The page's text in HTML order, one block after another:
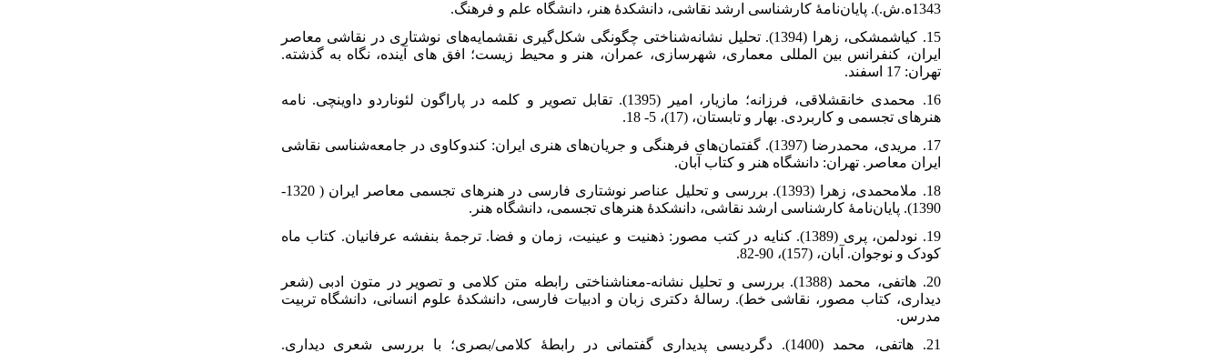
1343ه.ش.). پایان‌‌‌‌‌نامۀ کارشناسی ارشد نقاشی، دانشکدۀ هنر، دانشگاه علم و فرهنگ.
15. کیاشمشکی، زهرا (1394). تحلیل نشانه‌‌‌‌‌شناختی چگونگی شکل‌‌‌‌‌گیری نقشمایه‌‌‌‌‌های نوشتاری در نقاشی معاصر
ایران، کنفرانس بین المللی معماری، شهرسازی، عمران، هنر و محیط زیست؛ افق های آینده، نگاه به گذشته.
تهران: 17 اسفند.
16. محمدی خانقشلاقی، فرزانه؛ مازیار، امیر (1395). تقابل تصویر و کلمه در پاراگون لئوناردو داوینچی. نامه
هنرهای تجسمی و کاربردی. بهار و تابستان، (17)، 5- 18.
17. مریدی، محمدرضا (1397). گفتمان‌‌‌‌‌های فرهنگی و جریان‌‌‌‌‌های هنری ایران: کندوکاوی در جامعه‌‌‌‌‌شناسی نقاشی
ایران معاصر. تهران: دانشگاه هنر و کتاب آبان.
18. ملامحمدی، زهرا (1393). بررسی و تحلیل عناصر نوشتاری فارسی در هنرهای تجسمی معاصر ایران ( 1320-
1390). پایان‌‌‌‌‌نامۀ کارشناسی ارشد نقاشی، دانشکدۀ هنرهای تجسمی، دانشگاه هنر.
19. نودلمن، پری (1389). کنایه در کتب مصور: ذهنیت و عینیت، زمان و فضا. ترجمۀ بنفشه عرفانیان. کتاب ماه
کودک و نوجوان. آبان، (157)، 90-82.
20. هاتفی، محمد (1388). بررسی و تحلیل نشانه-معناشناختی رابطه متن کلامی و تصویر در متون ادبی (شعر
دیداری، کتاب مصور، نقاشی خط). رسالۀ دکتری زبان و ادبیات فارسی، دانشکدۀ علوم انسانی، دانشگاه تربیت
مدرس.
21. هاتفی، محمد (1400). دگردیسی پدیداری گفتمانی در رابطۀ کلامی/بصری؛ با بررسی شعری دیداری.